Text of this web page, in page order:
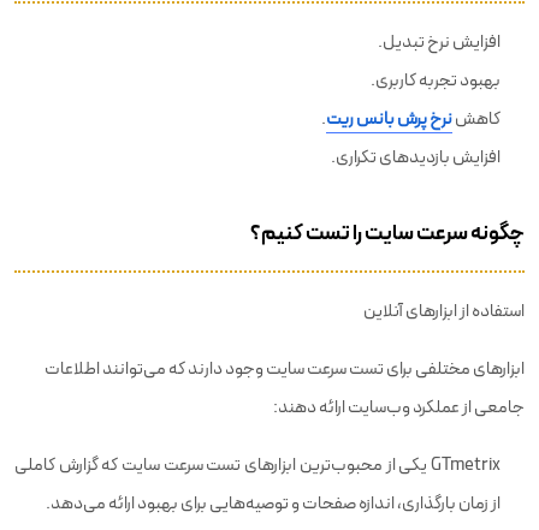
افزایش نرخ تبدیل.
بهبود تجربه کاربری.
کاهشنرخ پرش بانس ریت.
افزایش بازدیدهای تکراری.
چگونه سرعت سایت را تست کنیم؟
استفاده از ابزارهای آنلاین
ابزارهای مختلفی برای تست سرعت سایت وجود دارند که می‌توانند اطلاعات
جامعی از عملکرد وب‌سایت ارائه دهند:
GTmetrix یکی از محبوب‌ترین ابزارهای تست سرعت سایت که گزارش کاملی
از زمان بارگذاری، اندازه صفحات و توصیه‌هایی برای بهبود ارائه می‌دهد.